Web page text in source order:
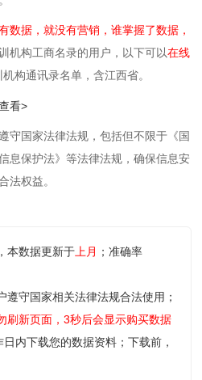
数据，就没有营销，谁掌握了数据，
机构工商名录的用户，以下可以在线
构通讯录名单，含江西省。
看>
守国家法律法规，包括但不限于《国
息保护法》等‌法律法规，确保信息安
法权益。
本数据更新于 上月 ；准确率
遵守国家相关法律法规合法使用；
刷新页面，3秒后会显示购买数据
日内下载您的数据资料；下载前，